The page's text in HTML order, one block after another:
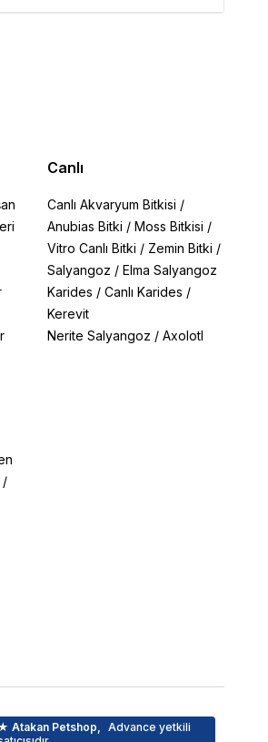
/
Canlı
Canlı Akvaryum Bitkisi /
Anubias Bitki /Moss Bitkisi /
Vitro Canlı Bitki / Zemin Bitki /
Salyangoz /Elma Salyangoz
Karides /Canlı Karides /
Kerevit
Nerite Salyangoz /Axolotl
Atakan Petshop,
Advance yetkili